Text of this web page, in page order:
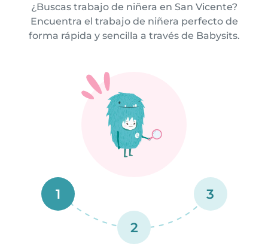
¿Buscas trabajo de niñera en San Vicente?
Encuentra el trabajo de niñera perfecto de
forma rápida y sencilla a través de Babysits.
1
2
3